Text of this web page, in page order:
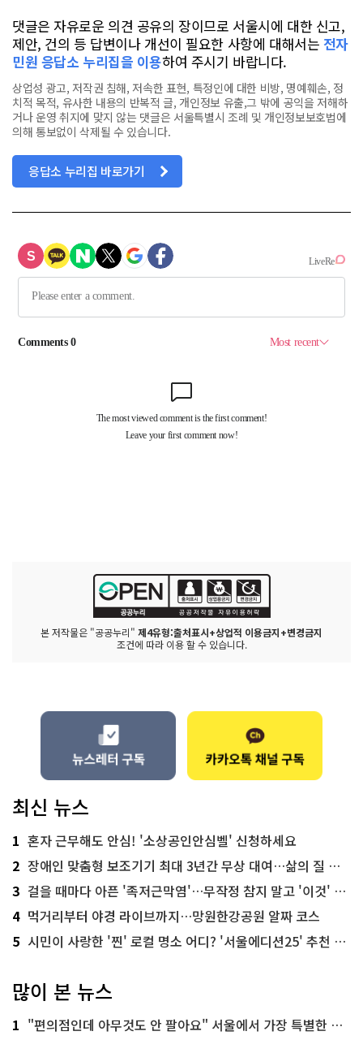
댓글은 자유로운 의견 공유의 장이므로 서울시에 대한 신고,
제안, 건의 등 답변이나 개선이 필요한 사항에 대해서는 전자
민원 응답소 누리집을 이용하여 주시기 바랍니다.
상업성 광고, 저작권 침해, 저속한 표현, 특정인에 대한 비방, 명예훼손, 정
치적 목적, 유사한 내용의 반복적 글, 개인정보 유출,그 밖에 공익을 저해하
거나 운영 취지에 맞지 않는 댓글은 서울특별시 조례 및 개인정보보호법에
의해 통보없이 삭제될 수 있습니다.
응답소 누리집 바로가기
본 저작물은 "공공누리" 제4유형:출처표시+상업적 이용금지+변경금지
조건에 따라 이용 할 수 있습니다.
최신 뉴스
1 혼자 근무해도 안심! '소상공인안심벨' 신청하세요
2 장애인 맞춤형 보조기기 최대 3년간 무상 대여…삶의 질 높인다
3 걸을 때마다 아픈 '족저근막염'…무작정 참지 말고 '이것' 해보세요!
4 먹거리부터 야경 라이브까지…망원한강공원 알짜 코스
5 시민이 사랑한 '찐' 로컬 명소 어디? '서울에디션25' 추천 코스
많이 본 뉴스
1 "편의점인데 아무것도 안 팔아요" 서울에서 가장 특별한 편의점의 정체